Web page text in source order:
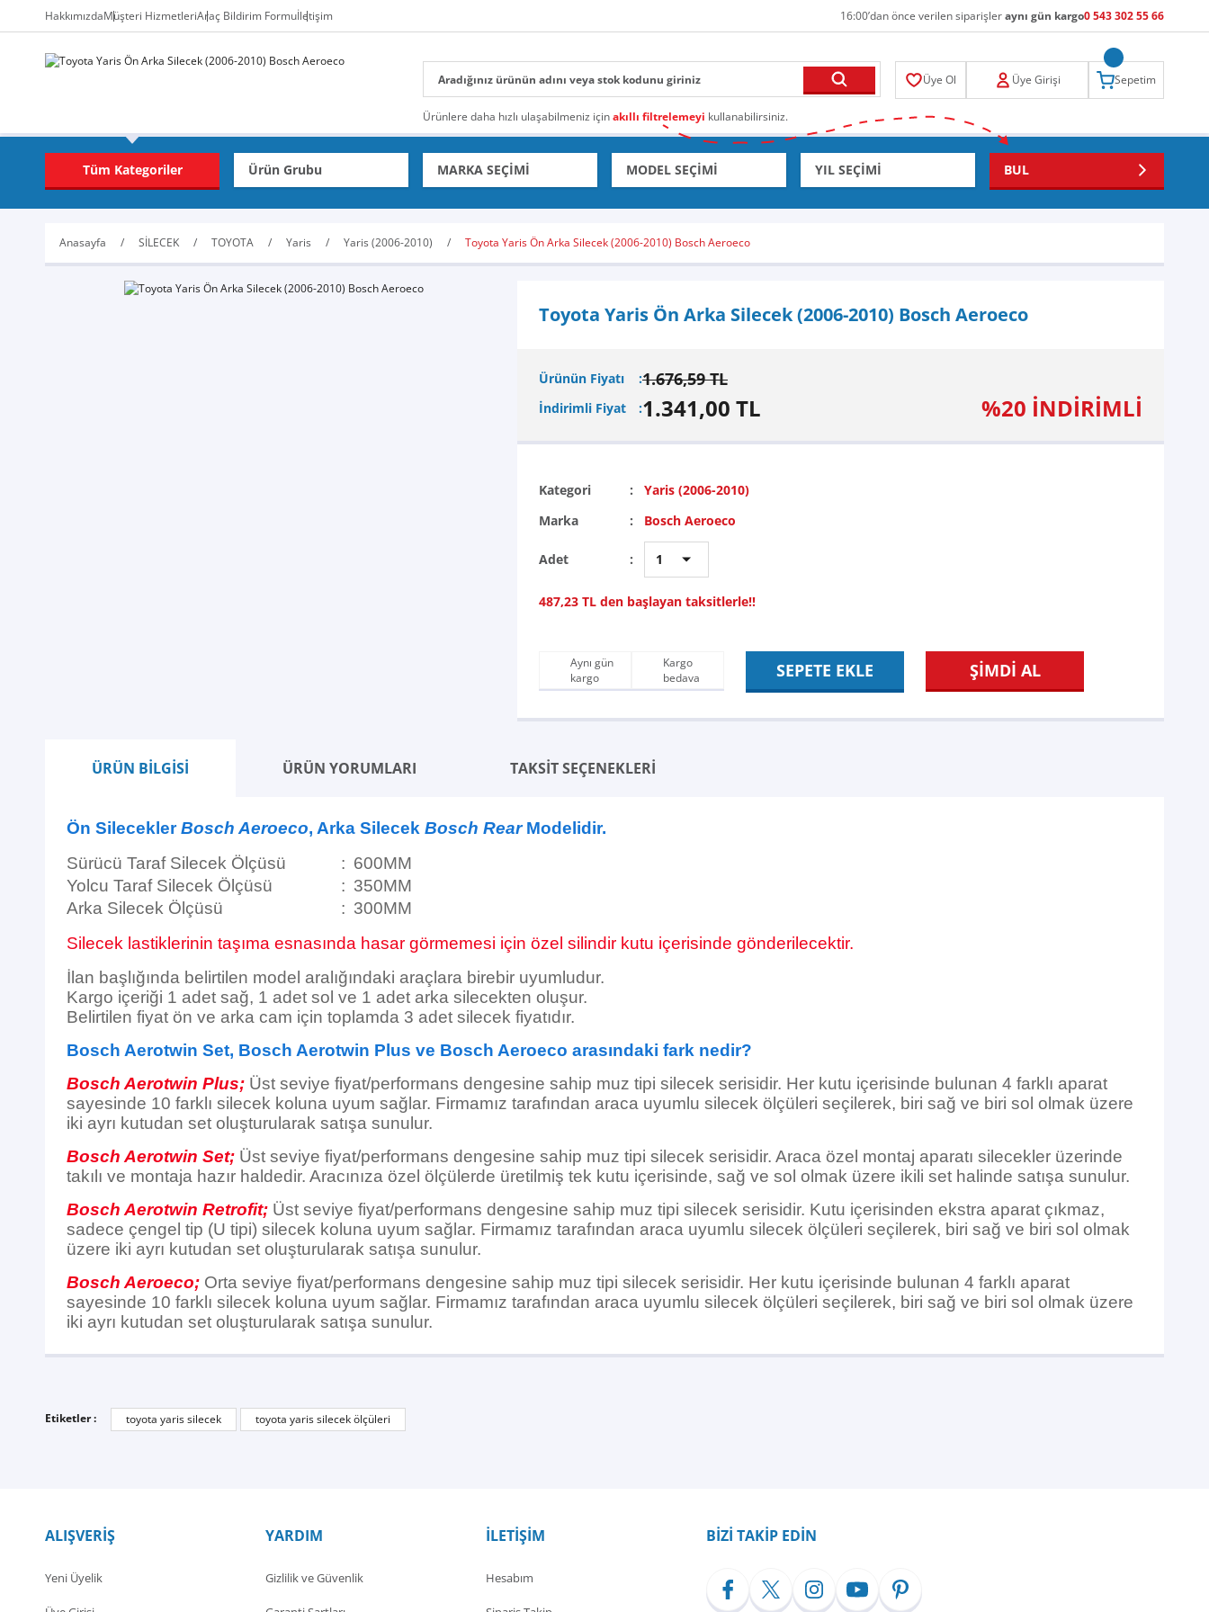
HakkımızdaMüşteri HizmetleriAraç Bildirim Formuİletişim 16:00’dan önce verilen siparişleraynı gün kargo0 543 302 55 66
Ürünlere daha hızlı ulaşabilmeniz içinakıllı filtrelemeyi kullanabilirsiniz.
Üye Ol Üye Girişi Sepetim
Tüm Kategoriler BUL
Anasayfa SİLECEK TOYOTA Yaris Yaris (2006-2010) Toyota Yaris Ön Arka Silecek (2006-2010) Bosch Aeroeco
Toyota Yaris Ön Arka Silecek (2006-2010) Bosch Aeroeco
Ürünün Fiyatı 1.676,59 TL
İndirimli Fiyat 1.341,00 TL %20 İNDİRİMLİ
Kategori
Yaris (2006-2010)
Marka
Bosch Aeroeco
Adet
487,23 TL den başlayan taksitlerle!!
Aynı gün
kargo
Kargo
bedava
SEPETE EKLE ŞİMDİ AL
ÜRÜN BİLGİSİ ÜRÜN YORUMLARI TAKSİT SEÇENEKLERİ
Ön SileceklerBosch Aeroeco, Arka Silecek Bosch RearModelidir.
Sürücü Taraf Silecek Ölçüsü
: 600MM
Yolcu Taraf Silecek Ölçüsü
: 350MM
Arka Silecek Ölçüsü
: 300MM
Silecek lastiklerinin taşıma esnasında hasar görmemesi için özel silindir kutu içerisinde gönderilecektir.
İlan başlığında belirtilen model aralığındaki araçlara birebir uyumludur.
Kargo içeriği 1 adet sağ, 1 adet sol ve 1 adet arka silecekten oluşur.
Belirtilen fiyat ön ve arka cam için toplamda 3 adet silecek fiyatıdır.
Bosch Aerotwin Set, Bosch Aerotwin Plus ve Bosch Aeroeco arasındaki fark nedir?
Bosch Aerotwin Plus; Üst seviye fiyat/performans dengesine sahip muz tipi silecek serisidir. Her kutu içerisinde bulunan 4 farklı aparat
sayesinde 10 farklı silecek koluna uyum sağlar. Firmamız tarafından araca uyumlu silecek ölçüleri seçilerek, biri sağ ve biri sol olmak üzere
iki ayrı kutudan set oluşturularak satışa sunulur.
Bosch Aerotwin Set; Üst seviye fiyat/performans dengesine sahip muz tipi silecek serisidir. Araca özel montaj aparatı silecekler üzerinde
takılı ve montaja hazır haldedir. Aracınıza özel ölçülerde üretilmiş tek kutu içerisinde, sağ ve sol olmak üzere ikili set halinde satışa sunulur.
Bosch Aerotwin Retrofit; Üst seviye fiyat/performans dengesine sahip muz tipi silecek serisidir. Kutu içerisinden ekstra aparat çıkmaz,
sadece çengel tip (U tipi) silecek koluna uyum sağlar. Firmamız tarafından araca uyumlu silecek ölçüleri seçilerek, biri sağ ve biri sol olmak
üzere iki ayrı kutudan set oluşturularak satışa sunulur.
Bosch Aeroeco; Orta seviye fiyat/performans dengesine sahip muz tipi silecek serisidir. Her kutu içerisinde bulunan 4 farklı aparat
sayesinde 10 farklı silecek koluna uyum sağlar. Firmamız tarafından araca uyumlu silecek ölçüleri seçilerek, biri sağ ve biri sol olmak üzere
iki ayrı kutudan set oluşturularak satışa sunulur.
Etiketler : toyota yaris silecek toyota yaris silecek ölçüleri
ALIŞVERİŞ
Yeni Üyelik
YARDIM
Gizlilik ve Güvenlik
İLETİŞİM
Hesabım
BİZİ TAKİP EDİN